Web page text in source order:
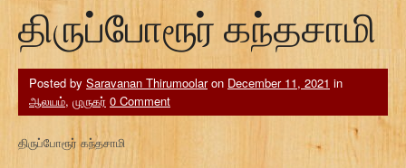
திருப்போரூர் கந்தசாமி
Posted by Saravanan Thirumoolaron December 11, 2021 in
ஆலயம், முருகர் 0 Comment
திருப்போரூர் கந்தசாமி